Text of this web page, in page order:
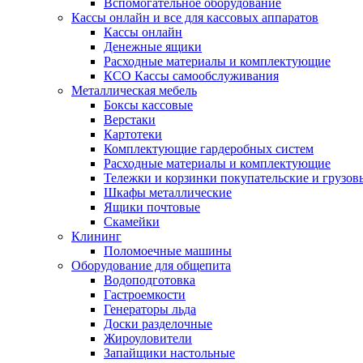
Вспомогательное оборудование
Кассы онлайн и все для кассовых аппаратов
Кассы онлайн
Денежные ящики
Расходные материалы и комплектующие
КСО Кассы самообслуживания
Металлическая мебель
Боксы кассовые
Верстаки
Картотеки
Комплектующие гардеробных систем
Расходные материалы и комплектующие
Тележки и корзинки покупательские и
Шкафы металлические
Ящики почтовые
Скамейки
Клининг
Поломоечные машины
Оборудование для общепита
Водоподготовка
Гастроемкости
Генераторы льда
Доски разделочные
Жироуловители
Запайщики настольные